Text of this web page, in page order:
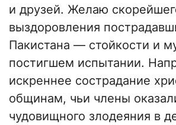
и друзей. Желаю
выздоровления
Пакистана — стойкости и
постигшем испытании.
искреннее сострадание
общинам, чьи члены
чудовищного злодеяния в